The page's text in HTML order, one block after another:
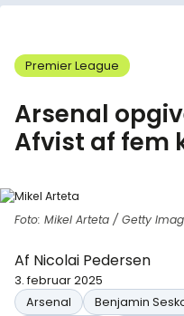
Premier League
Arsenal
Afvist af fem
Foto: Mikel Arteta / Getty
Af Nicolai Pedersen
3. februar 2025
Arsenal
Benjamin